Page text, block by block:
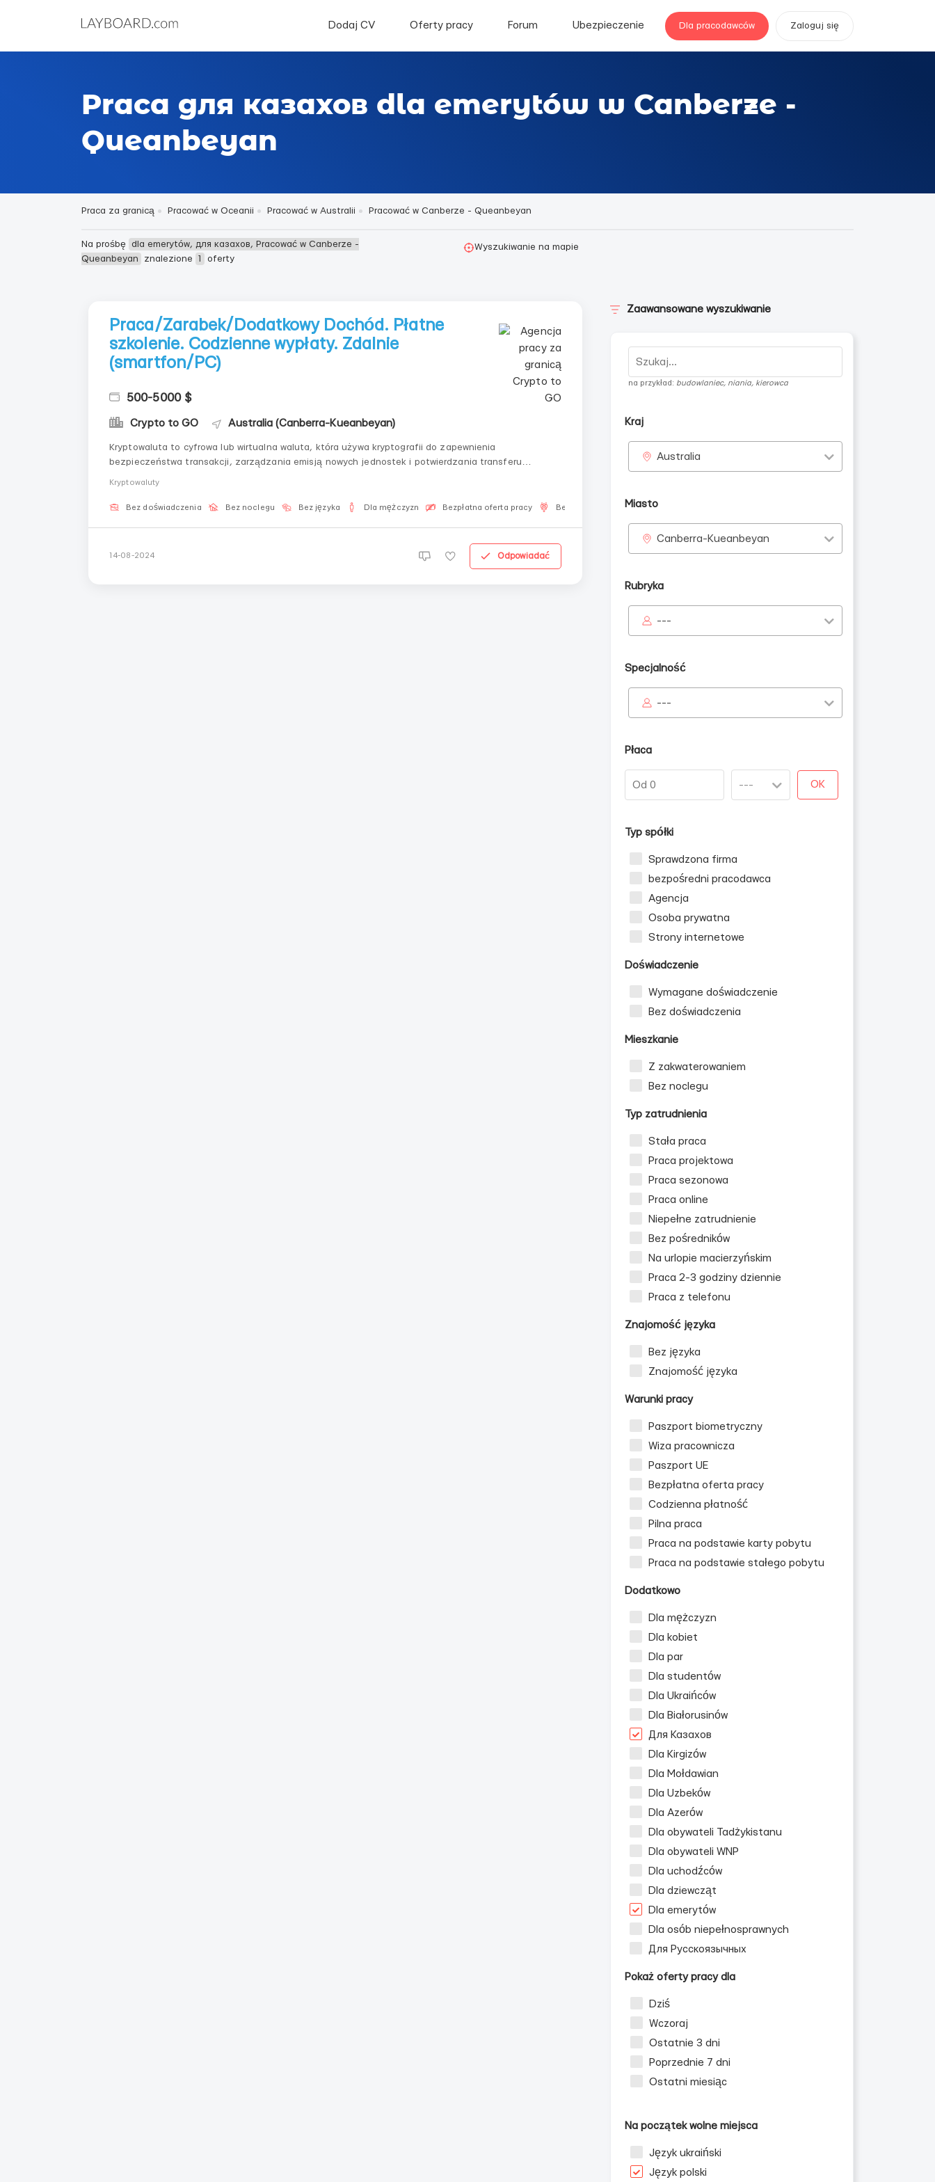
Dodaj CV Oferty pracy Forum Ubezpieczenie Dla pracodawców Zaloguj się
Praca для казахов dla emerytów w Canberze -
Queanbeyan
Praca za granicą Pracować w Oceanii Pracować w Australii Pracować w Canberze - Queanbeyan
Na prośbę dla emerytów, для казахов, Pracować w Canberze -
Queanbeyan
znalezione 1 oferty
Wyszukiwanie na mapie
Praca/Zarabek/Dodatkowy Dochód. Płatne
szkolenie. Codzienne wypłaty. Zdalnie
(smartfon/PC)
500-5000 $
Crypto to GO Australia (Canberra-Kueanbeyan)
Kryptowaluta to cyfrowa lub wirtualna waluta, która używa kryptografii do zapewnienia
bezpieczeństwa transakcji, zarządzania emisją nowych jednostek i potwierdzania transferu
Kryptowaluty
Bez doświadczenia Bez noclegu Bez języka Dla mężczyzn Bezpłatna oferta pracy Bez pośredników
14-08-2024 Odpowiadać
Zaawansowane wyszukiwanie
na przykład: budowlaniec, niania, kierowca
Kraj
Australia
Miasto
Canberra-Kueanbeyan
Rubryka
---
Specjalność
---
Płaca
OK
Typ spółki
Sprawdzona firma
bezpośredni pracodawca
Agencja
Osoba prywatna
Strony internetowe
Doświadczenie
Wymagane doświadczenie
Bez doświadczenia
Mieszkanie
Z zakwaterowaniem
Bez noclegu
Typ zatrudnienia
Stała praca
Praca projektowa
Praca sezonowa
Praca online
Niepełne zatrudnienie
Bez pośredników
Na urlopie macierzyńskim
Praca 2-3 godziny dziennie
Praca z telefonu
Znajomość języka
Bez języka
Znajomość języka
Warunki pracy
Paszport biometryczny
Wiza pracownicza
Paszport UE
Bezpłatna oferta pracy
Codzienna płatność
Pilna praca
Praca na podstawie karty pobytu
Praca na podstawie stałego pobytu
Dodatkowo
Dla mężczyzn
Dla kobiet
Dla par
Dla studentów
Dla Ukraińców
Dla Białorusinów
Для Казахов
Dla Kirgizów
Dla Mołdawian
Dla Uzbeków
Dla Azerów
Dla obywateli Tadżykistanu
Dla obywateli WNP
Dla uchodźców
Dla dziewcząt
Dla emerytów
Dla osób niepełnosprawnych
Для Русскоязычных
Pokaż oferty pracy dla
Dziś
Wczoraj
Ostatnie 3 dni
Poprzednie 7 dni
Ostatni miesiąc
Na początek wolne miejsca
Język ukraiński
Język polski